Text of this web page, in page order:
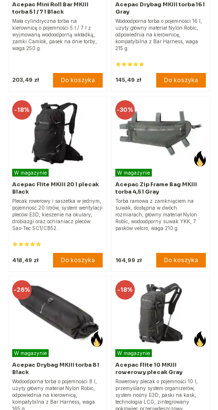
Acepac Mini Roll Bar MKIII
torba 5 l / 7 l Black
Mała cylindryczna torba na
kierownicę o pojemności 5 l / 7 l z
wyjmowaną wodoodporną wkładką,
zamki Camlok, pasek na dnie torby,
waga 250 g.
203,49 zł Do koszyka
Acepac Drybag MKIII torba 16 l
Gray
Wodoodporna torba o pojemności 16 l,
użyty główny materiał Nylon Robic,
odpowiednia na kierownicę,
kompatybilna z Bar Harness, waga
215 g.
145,49 zł Do koszyka
-18%
W magazynie
Acepac Flite MKIII 20 l plecak
Black
Plecak rowerowy i saszetka w jednym,
pojemność 20 litrów, system wentylacji
pleców E3D, kieszenie na okulary,
drobiazgi oraz ochraniacz pleców
Sas-Tec SC1/CB52…
418,49 zł Do koszyka
-30%
W magazynie
Acepac Zip Frame Bag MKIII
torba 4,5 l Gray
Torba ramowa z zamknięciem na
suwak, dostępna w dwóch
rozmiarach, główny materiał Nylon
Robic, wodoodporny suwak YKK, 7
pasków velcro, waga 210 g.
164,99 zł Do koszyka
-26%
W magazynie
Acepac Drybag MKIII torba 8 l
Black
Wodoodporna torba o pojemności 8 l,
użyty główny materiał Nylon Robic,
odpowiednia na kierownicę,
kompatybilna z Bar Harness, waga
165 g.
-18%
W magazynie
Acepac Flite 10 MKIII
rowerowy plecak Gray
Rowerowy plecak o pojemności 10 l,
przemyślany system organizerów,
system nośny E3D, paski na kask,
technologia LCG, zintegrowany
pokrowiec przeciwdeszczowy.